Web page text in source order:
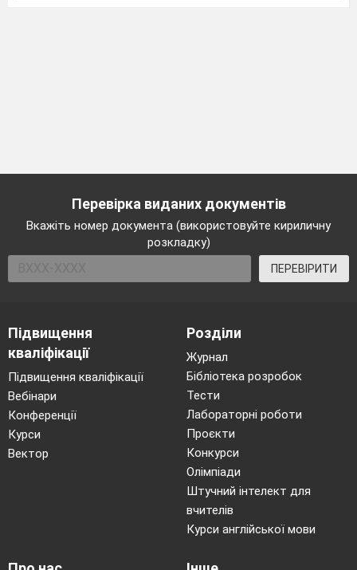
Перевірка виданих документів
Вкажіть номер документа (використовуйте кириличну
розкладку)
ПЕРЕВІРИТИ
Підвищення
кваліфікації
Підвищення кваліфікації
Вебінари
Конференції
Курси
Вектор
Розділи
Журнал
Бібліотека розробок
Тести
Лабораторні роботи
Проєкти
Конкурси
Олімпіади
Штучний інтелект для
вчителів
Курси англійської мови